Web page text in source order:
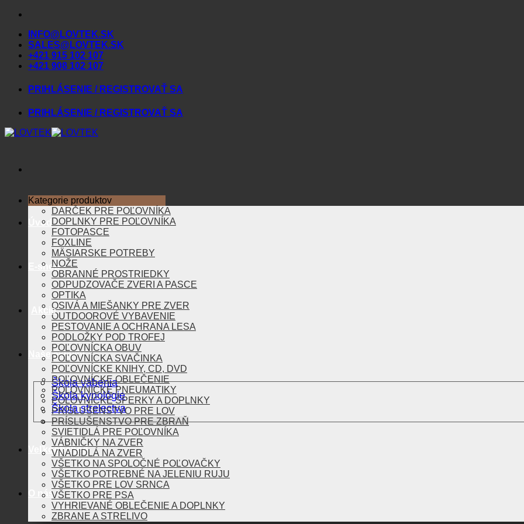
Skip
contentINFO@LOVTEK.SK
SALES@LOVTEK.SK
+421 915 102 107
+421 908 102 107
PRIHLÁSENIE / REGISTROVAŤ SA
PRIHLÁSENIE / REGISTROVAŤ SA
Úvod
E-shop
Akcie
Naše aktivity
Škola vábenia
Škola kynológie
Škola strelectva
Lovtek Podcast
Veľkoobchod
O nás
Kategorie produktov
DARČEK PRE POĽOVNÍKA
DOPLNKY PRE POĽOVNÍKA
FOTOPASCE
FOXLINE
MÄSIARSKE POTREBY
NOŽE
OBRANNÉ PROSTRIEDKY
ODPUDZOVAČE ZVERI A PASCE
OPTIKA
OSIVÁ A MIEŠANKY PRE ZVER
OUTDOOROVÉ VYBAVENIE
PESTOVANIE A OCHRANA LESA
PODLOŽKY POD TROFEJ
POĽOVNÍCKA OBUV
POĽOVNÍCKA SVAČINKA
POĽOVNÍCKE KNIHY, CD, DVD
POĽOVNÍCKE OBLEČENIE
POĽOVNÍCKE PNEUMATIKY
POĽOVNÍCKE ŠPERKY A DOPLNKY
PRÍSLUŠENSTVO PRE LOV
PRÍSLUŠENSTVO PRE ZBRAŇ
SVIETIDLÁ PRE POĽOVNÍKA
VÁBNIČKY NA ZVER
VNADIDLÁ NA ZVER
VŠETKO NA SPOLOČNÉ POĽOVAČKY
VŠETKO POTREBNÉ NA JELENIU RUJU
VŠETKO PRE LOV SRNCA
VŠETKO PRE PSA
VYHRIEVANÉ OBLEČENIE A DOPLNKY
ZBRANE A STRELIVO